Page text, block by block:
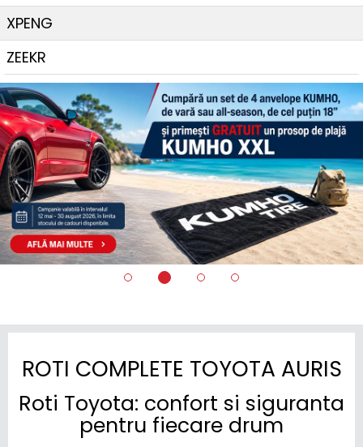
XPENG
ZEEKR
ROTI COMPLETE TOYOTA AURIS
Roti Toyota: confort si siguranta
pentru fiecare drum